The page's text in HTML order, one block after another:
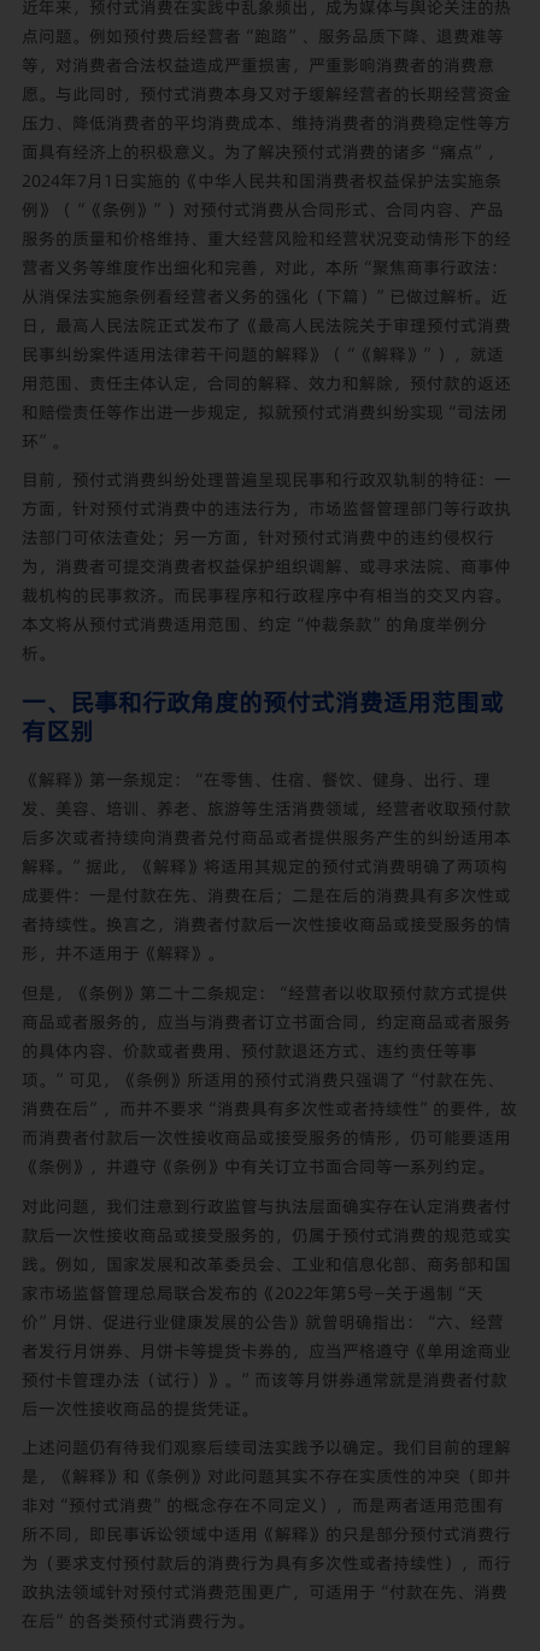
近年来，预付式消费在实践中乱象频出，成为媒体与舆论关注的热
点问题。例如预付费后经营者“跑路”、服务品质下降、退费难等
等，对消费者合法权益造成严重损害，严重影响消费者的消费意
愿。与此同时，预付式消费本身又对于缓解经营者的长期经营资金
压力、降低消费者的平均消费成本、维持消费者的消费稳定性等方
面具有经济上的积极意义。为了解决预付式消费的诸多“痛点”，
2024年7月1日实施的《中华人民共和国消费者权益保护法实施条
例》（“《条例》”）对预付式消费从合同形式、合同内容、产品
服务的质量和价格维持、重大经营风险和经营状况变动情形下的经
营者义务等维度作出细化和完善，对此，本所“聚焦商事行政法：
从消保法实施条例看经营者义务的强化（下篇） ”已做过解析。近
日，最高人民法院正式发布了《最高人民法院关于审理预付式消费
民事纠纷案件适用法律若干问题的解释》（“《解释》”），就适
用范围、责任主体认定，合同的解释、效力和解除，预付款的返还
和赔偿责任等作出进一步规定，拟就预付式消费纠纷实现“司法闭
环”。
目前，预付式消费纠纷处理普遍呈现民事和行政双轨制的特征：一
方面，针对预付式消费中的违法行为，市场监督管理部门等行政执
法部门可依法查处；另一方面，针对预付式消费中的违约侵权行
为，消费者可提交消费者权益保护组织调解、或寻求法院、商事仲
裁机构的民事救济。而民事程序和行政程序中有相当的交叉内容。
本文将从预付式消费适用范围、约定“仲裁条款”的角度举例分
析。
一、民事和行政角度的预付式消费适用范围或
有区别
《解释》第一条规定：“在零售、住宿、餐饮、健身、出行、理
发、美容、培训、养老、旅游等生活消费领域，经营者收取预付款
后多次或者持续向消费者兑付商品或者提供服务产生的纠纷适用本
解释。”据此，《解释》将适用其规定的预付式消费明确了两项构
成要件：一是付款在先、消费在后；二是在后的消费具有多次性或
者持续性。换言之，消费者付款后一次性接收商品或接受服务的情
形，并不适用于《解释》。
但是，《条例》第二十二条规定：“经营者以收取预付款方式提供
商品或者服务的，应当与消费者订立书面合同，约定商品或者服务
的具体内容、价款或者费用、预付款退还方式、违约责任等事
项。”可见，《条例》所适用的预付式消费只强调了“付款在先、
消费在后”，而并不要求“消费具有多次性或者持续性”的要件，故
而消费者付款后一次性接收商品或接受服务的情形，仍可能要适用
《条例》，并遵守《条例》中有关订立书面合同等一系列约定。
对此问题，我们注意到行政监管与执法层面确实存在认定消费者付
款后一次性接收商品或接受服务的，仍属于预付式消费的规范或实
践。例如，国家发展和改革委员会、工业和信息化部、商务部和国
家市场监督管理总局联合发布的《2022年第5号—关于遏制“天
价”月饼、促进行业健康发展的公告》就曾明确指出：“六、经营
者发行月饼券、月饼卡等提货卡券的，应当严格遵守《单用途商业
预付卡管理办法（试行）》。”而该等月饼券通常就是消费者付款
后一次性接收商品的提货凭证。
上述问题仍有待我们观察后续司法实践予以确定。我们目前的理解
是，《解释》和《条例》对此问题其实不存在实质性的冲突（即并
非对“预付式消费”的概念存在不同定义），而是两者适用范围有
所不同，即民事诉讼领域中适用《解释》的只是部分预付式消费行
为（要求支付预付款后的消费行为具有多次性或者持续性），而行
政执法领域针对预付式消费范围更广，可适用于“付款在先、消费
在后”的各类预付式消费行为。